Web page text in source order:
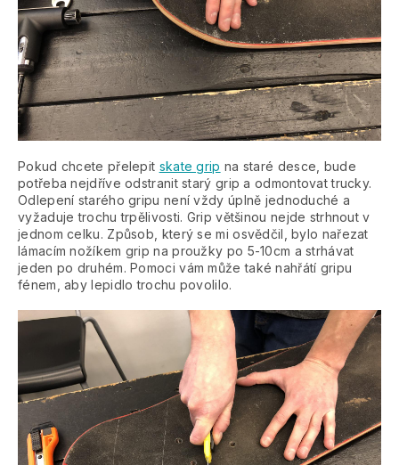
Pokud chcete přelepit skate grip na staré desce, bude
potřeba nejdříve odstranit starý grip a odmontovat trucky.
Odlepení starého gripu není vždy úplně jednoduché a
vyžaduje trochu trpělivosti. Grip většinou nejde strhnout v
jednom celku. Způsob, který se mi osvědčil, bylo nařezat
lámacím nožíkem grip na proužky po 5-10cm a strhávat
jeden po druhém. Pomoci vám může také nahřátí gripu
fénem, aby lepidlo trochu povolilo.